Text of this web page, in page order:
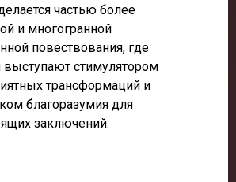
частью более
и многогранной
повествования, где
выступают стимулятором
трансформаций и
благоразумия для
заключений.